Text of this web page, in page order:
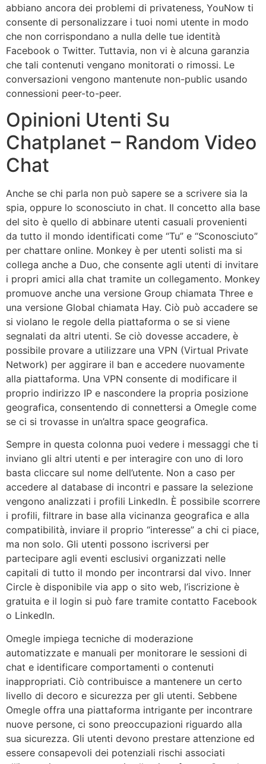
abbiano ancora dei problemi di privateness, YouNow ti
consente di personalizzare i tuoi nomi utente in modo
che non corrispondano a nulla delle tue identità
Facebook o Twitter. Tuttavia, non vi è alcuna garanzia
che tali contenuti vengano monitorati o rimossi. Le
conversazioni vengono mantenute non-public usando
connessioni peer-to-peer.
Opinioni Utenti Su
Chatplanet – Random Video
Chat
Anche se chi parla non può sapere se a scrivere sia la
spia, oppure lo sconosciuto in chat. Il concetto alla base
del sito è quello di abbinare utenti casuali provenienti
da tutto il mondo identificati come “Tu” e “Sconosciuto”
per chattare online. Monkey è per utenti solisti ma si
collega anche a Duo, che consente agli utenti di invitare
i propri amici alla chat tramite un collegamento. Monkey
promuove anche una versione Group chiamata Three e
una versione Global chiamata Hay. Ciò può accadere se
si violano le regole della piattaforma o se si viene
segnalati da altri utenti. Se ciò dovesse accadere, è
possibile provare a utilizzare una VPN (Virtual Private
Network) per aggirare il ban e accedere nuovamente
alla piattaforma. Una VPN consente di modificare il
proprio indirizzo IP e nascondere la propria posizione
geografica, consentendo di connettersi a Omegle come
se ci si trovasse in un’altra space geografica.
Sempre in questa colonna puoi vedere i messaggi che ti
inviano gli altri utenti e per interagire con uno di loro
basta cliccare sul nome dell’utente. Non a caso per
accedere al database di incontri e passare la selezione
vengono analizzati i profili LinkedIn. È possibile scorrere
i profili, filtrare in base alla vicinanza geografica e alla
compatibilità, inviare il proprio “interesse” a chi ci piace,
ma non solo. Gli utenti possono iscriversi per
partecipare agli eventi esclusivi organizzati nelle
capitali di tutto il mondo per incontrarsi dal vivo. Inner
Circle è disponibile via app o sito web, l’iscrizione è
gratuita e il login si può fare tramite contatto Facebook
o LinkedIn.
Omegle impiega tecniche di moderazione
automatizzate e manuali per monitorare le sessioni di
chat e identificare comportamenti o contenuti
inappropriati. Ciò contribuisce a mantenere un certo
livello di decoro e sicurezza per gli utenti. Sebbene
Omegle offra una piattaforma intrigante per incontrare
nuove persone, ci sono preoccupazioni riguardo alla
sua sicurezza. Gli utenti devono prestare attenzione ed
essere consapevoli dei potenziali rischi associati